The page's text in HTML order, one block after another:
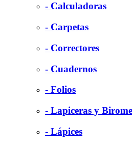
- Calculadoras
- Carpetas
- Correctores
- Cuadernos
- Folios
- Lapiceras y
- Lápices